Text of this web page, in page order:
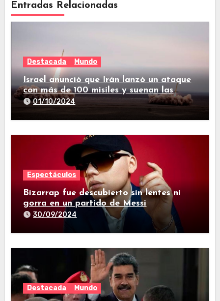
Entradas Relacionadas
Destacada Mundo
Israel anunció que Irán lanzó un ataque
con más de 100 misiles y suenan las
sirenas en todo el país
01/10/2024
Espectáculos
Bizarrap fue descubierto sin lentes ni
gorra en un partido de Messi
30/09/2024
Destacada Mundo